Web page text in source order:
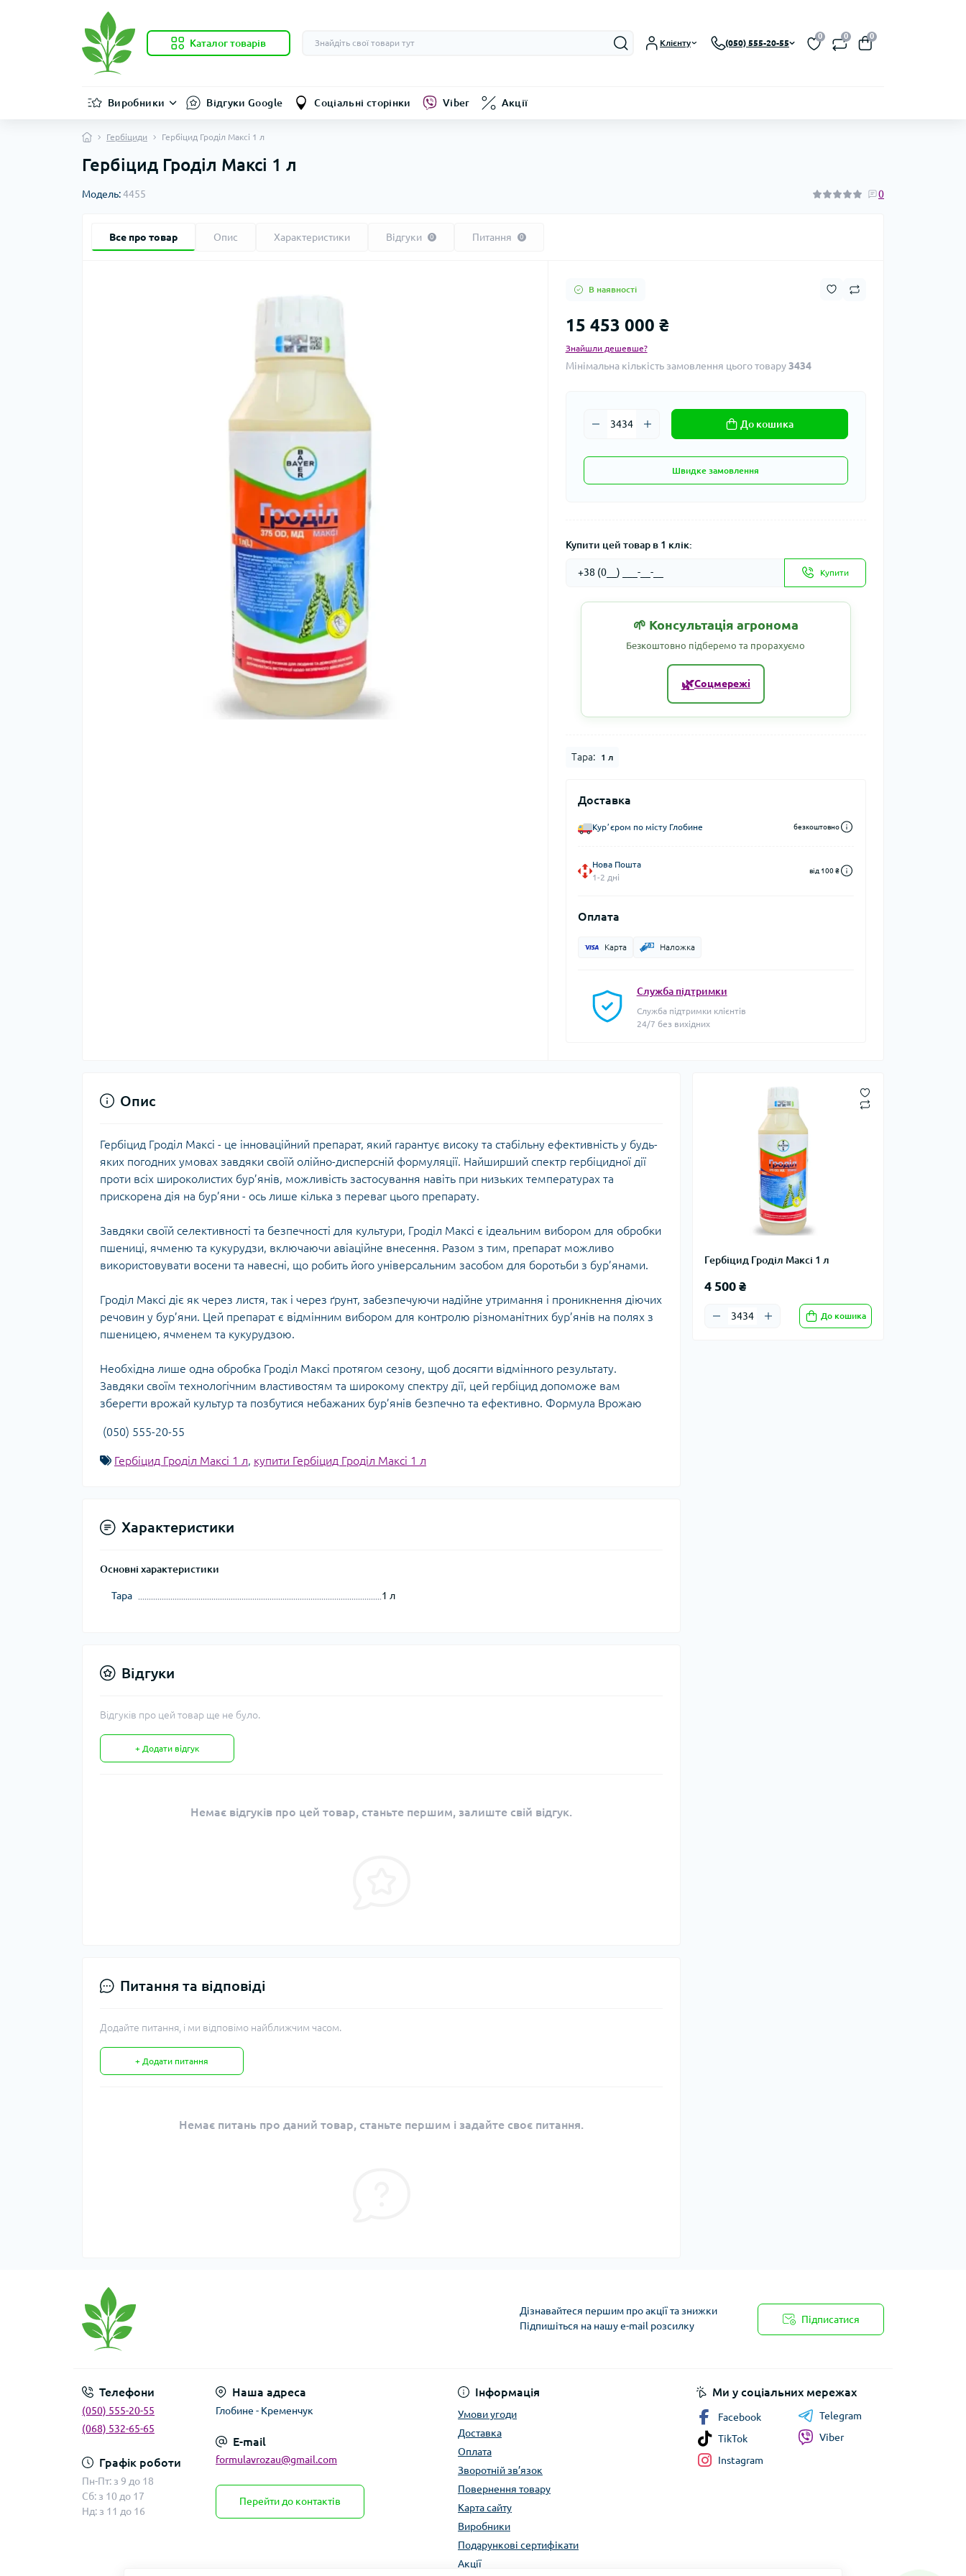
Каталог товарів Клієнту (050) 555-20-55
0 0 0
Виробники Відгуки Google Соціальні сторінки Viber Акції
Гербіциди Гербіцид Гроділ Максі 1 л
Гербіцид Гроділ Максі 1 л
Модель:4455 0
Все про товар Опис Характеристики Відгуки 0 Питання 0
В наявності
15 453 000 ₴
Знайшли дешевше?
Мінімальна кількість замовлення цього товару3434
До кошика
Швидке замовлення
Купити цей товар в 1 клік:
Купити
🌱 Консультація агронома
Безкоштовно підберемо та прорахуємо
🌿Соцмережі
Тара: 1 л
Доставка
Курʼєром по місту Глобине безкоштовно
Нова Пошта
1-2 дні
від 100 ₴
Оплата
Карта Наложка
Служба підтримки
Служба підтримки клієнтів
24/7 без вихідних
Гербіцид Гроділ Максі 1 л
4 500 ₴
До кошика
Опис
Гербіцид Гроділ Максі - це інноваційний препарат, який гарантує високу та стабільну ефективність у будь-
яких погодних умовах завдяки своїй олійно-дисперсній формуляції. Найширший спектр гербіцидної дії
проти всіх широколистих бур’янів, можливість застосування навіть при низьких температурах та
прискорена дія на бур’яни - ось лише кілька з переваг цього препарату.
Завдяки своїй селективності та безпечності для культури, Гроділ Максі є ідеальним вибором для обробки
пшениці, ячменю та кукурудзи, включаючи авіаційне внесення. Разом з тим, препарат можливо
використовувати восени та навесні, що робить його універсальним засобом для боротьби з бур’янами.
Гроділ Максі діє як через листя, так і через ґрунт, забезпечуючи надійне утримання і проникнення діючих
речовин у бур’яни. Цей препарат є відмінним вибором для контролю різноманітних бур’янів на полях з
пшеницею, ячменем та кукурудзою.
Необхідна лише одна обробка Гроділ Максі протягом сезону, щоб досягти відмінного результату.
Завдяки своїм технологічним властивостям та широкому спектру дії, цей гербіцид допоможе вам
зберегти врожай культур та позбутися небажаних бур’янів безпечно та ефективно. Формула Врожаю
(050) 555-20-55
Гербіцид Гроділ Максі 1 л, купити Гербіцид Гроділ Максі 1 л
Характеристики
Основні характеристики
Тара 1 л
Відгуки
Відгуків про цей товар ще не було.
+ Додати відгук
Немає відгуків про цей товар, станьте першим, залиште свій відгук.
Питання та відповіді
Додайте питання, і ми відповімо найближчим часом.
+ Додати питання
Немає питань про даний товар, станьте першим і задайте своє питання.
Дізнавайтеся першим про акції та знижки
Підпишіться на нашу e-mail розсилку
Підписатися
Телефони
(050) 555-20-55
(068) 532-65-65
Графік роботи
Пн-Пт: з 9 до 18
Сб: з 10 до 17
Нд: з 11 до 16
Наша адреса
Глобине - Кременчук
E-mail
formulavrozau@gmail.com
Перейти до контактів
Інформація
Умови угоди
Доставка
Оплата
Зворотній зв’язок
Повернення товару
Карта сайту
Виробники
Подарункові сертифікати
Акції
Ми у соціальних мережах
Facebook
TikTok
Instagram
Telegram
Viber